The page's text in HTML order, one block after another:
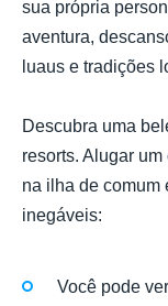
sua própria
aventura,
luaus e tradições
Descubra uma
resorts. Alugar
na ilha de comum
inegáveis:
Você pode